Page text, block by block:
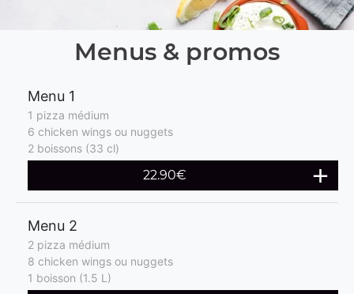
Menus & promos
Menu 1
1 pizza médium
6 chicken wings ou nuggets
2 boissons (33 cl)
22.90€
Menu 2
2 pizza médium
8 chicken wings ou nuggets
1 boisson (1.5 L)